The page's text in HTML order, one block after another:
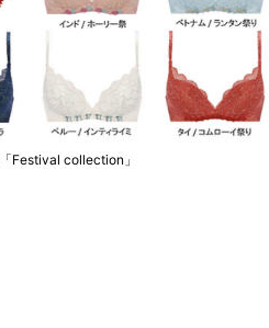
Festival collection」